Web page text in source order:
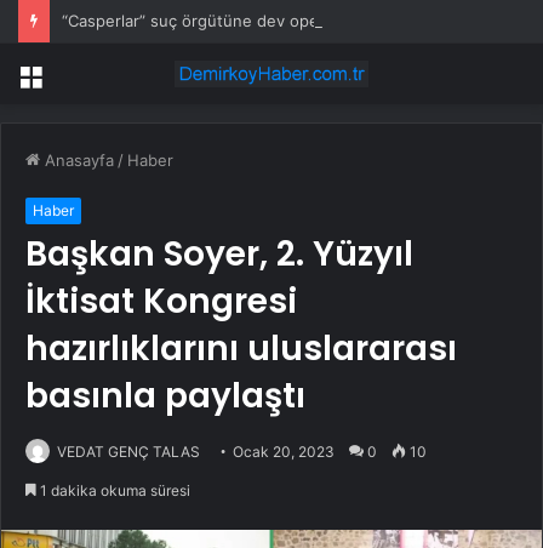
Menü
Anasayfa / Haber
Haber
Başkan Soyer, 2. Yüzyıl
İktisat Kongresi
hazırlıklarını uluslararası
basınla paylaştı
VEDAT GENÇ TALAS Ocak 20, 2023 0 10
1 dakika okuma süresi